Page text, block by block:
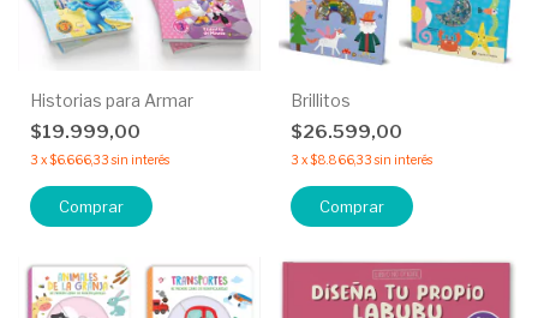
Historias para Armar
$19.999,00
3 x$6.666,33 sin interés
Comprar
Brillitos
$26.599,00
3 x$8.866,33 sin interés
Comprar